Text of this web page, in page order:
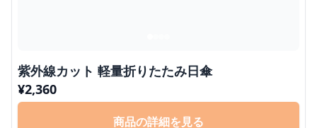
紫外線カット 軽量折りたたみ日傘
¥2,360
商品の詳細を見る